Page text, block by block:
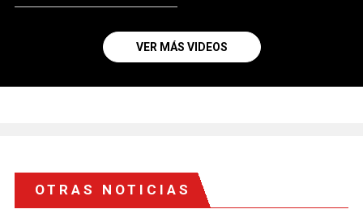
VER MÁS VIDEOS
OTRAS NOTICIAS